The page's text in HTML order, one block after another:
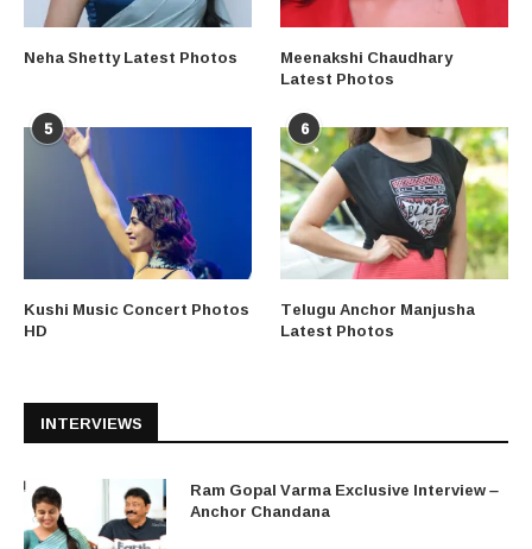
Neha Shetty Latest Photos Meenakshi Chaudhary
Latest Photos
5
Kushi Music Concert Photos
HD
6
Telugu Anchor Manjusha
Latest Photos
INTERVIEWS
Ram Gopal Varma Exclusive Interview –
Anchor Chandana